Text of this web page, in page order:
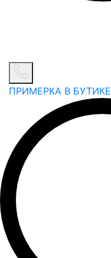
ПРИМЕРКА В БУТИКЕ